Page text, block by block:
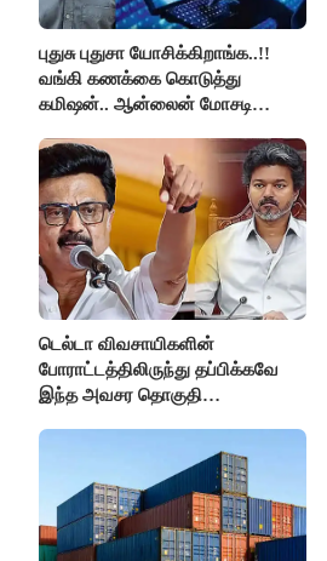
புதுசு புதுசா யோசிக்கிறாங்க..!!
வங்கி கணக்கை கொடுத்து
கமிஷன்.. ஆன்லைன் மோசடி
கைது..!!
டெல்டா விவசாயிகளின்
போராட்டத்திலிருந்து தப்பிக்கவே
இந்த அவசர தொகுதி